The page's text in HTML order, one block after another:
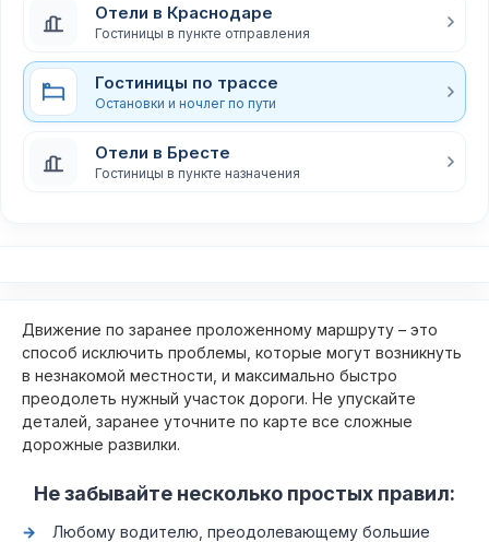
Отели в Краснодаре
Гостиницы в пункте отправления
Гостиницы по трассе
Остановки и ночлег по пути
Отели в Бресте
Гостиницы в пункте назначения
Движение по заранее проложенному маршруту – это
способ исключить проблемы, которые могут возникнуть
в незнакомой местности, и максимально быстро
преодолеть нужный участок дороги. Не упускайте
деталей, заранее уточните по карте все сложные
дорожные развилки.
Не забывайте несколько простых правил:
Любому водителю, преодолевающему большие